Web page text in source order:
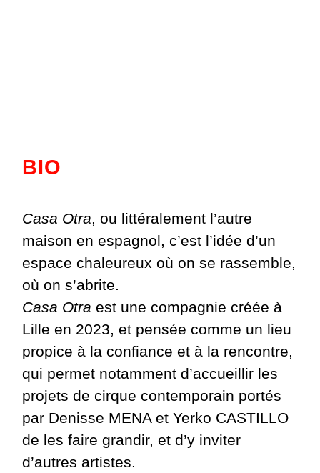
BIO
Casa Otra, ou littéralement l’autre
maison en espagnol, c’est l’idée d’un
espace chaleureux où on se rassemble,
où on s’abrite.
Casa Otra est une compagnie créée à
Lille en 2023, et pensée comme un lieu
propice à la confiance et à la rencontre,
qui permet notamment d’accueillir les
projets de cirque contemporain portés
par Denisse MENA et Yerko CASTILLO
de les faire grandir, et d’y inviter
d’autres artistes.